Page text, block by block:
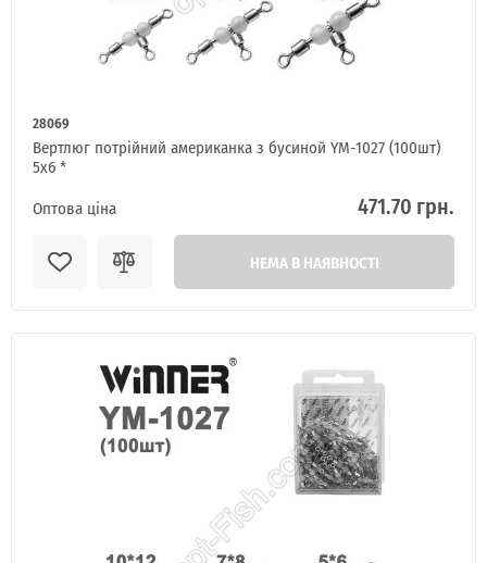
28069
Вертлюг потрійний американка з бусиной YM-1027 (100шт)
5x6 *
Оптова ціна
471.70 грн.
НЕМА В НАЯВНОСТІ
ІНТЕРНЕТ-МАГАЗИН
Роздрібні замовлення не розглядаються!
Я ОПТОВИЙ ПОКУПЕЦЬ